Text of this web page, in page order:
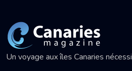
Un voyage aux îles Canaries